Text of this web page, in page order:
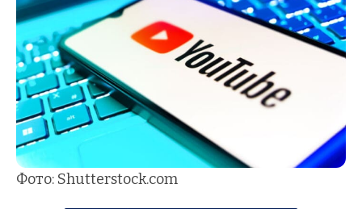
Фото: Shutterstock.com